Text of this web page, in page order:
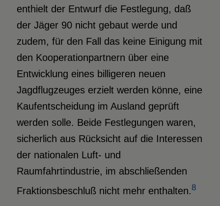
enthielt der Entwurf die Festlegung, daß
der Jäger 90 nicht gebaut werde und
zudem, für den Fall das keine Einigung mit
den Kooperationpartnern über eine
Entwicklung eines billigeren neuen
Jagdflugzeuges erzielt werden könne, eine
Kaufentscheidung im Ausland geprüft
werden solle. Beide Festlegungen waren,
sicherlich aus Rücksicht auf die Interessen
der nationalen Luft- und
Raumfahrtindustrie, im abschließenden
Fraktionsbeschluß nicht mehr enthalten.8